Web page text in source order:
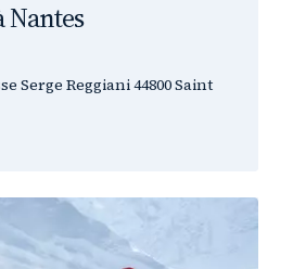
Nantes
Serge Reggiani 44800 Saint